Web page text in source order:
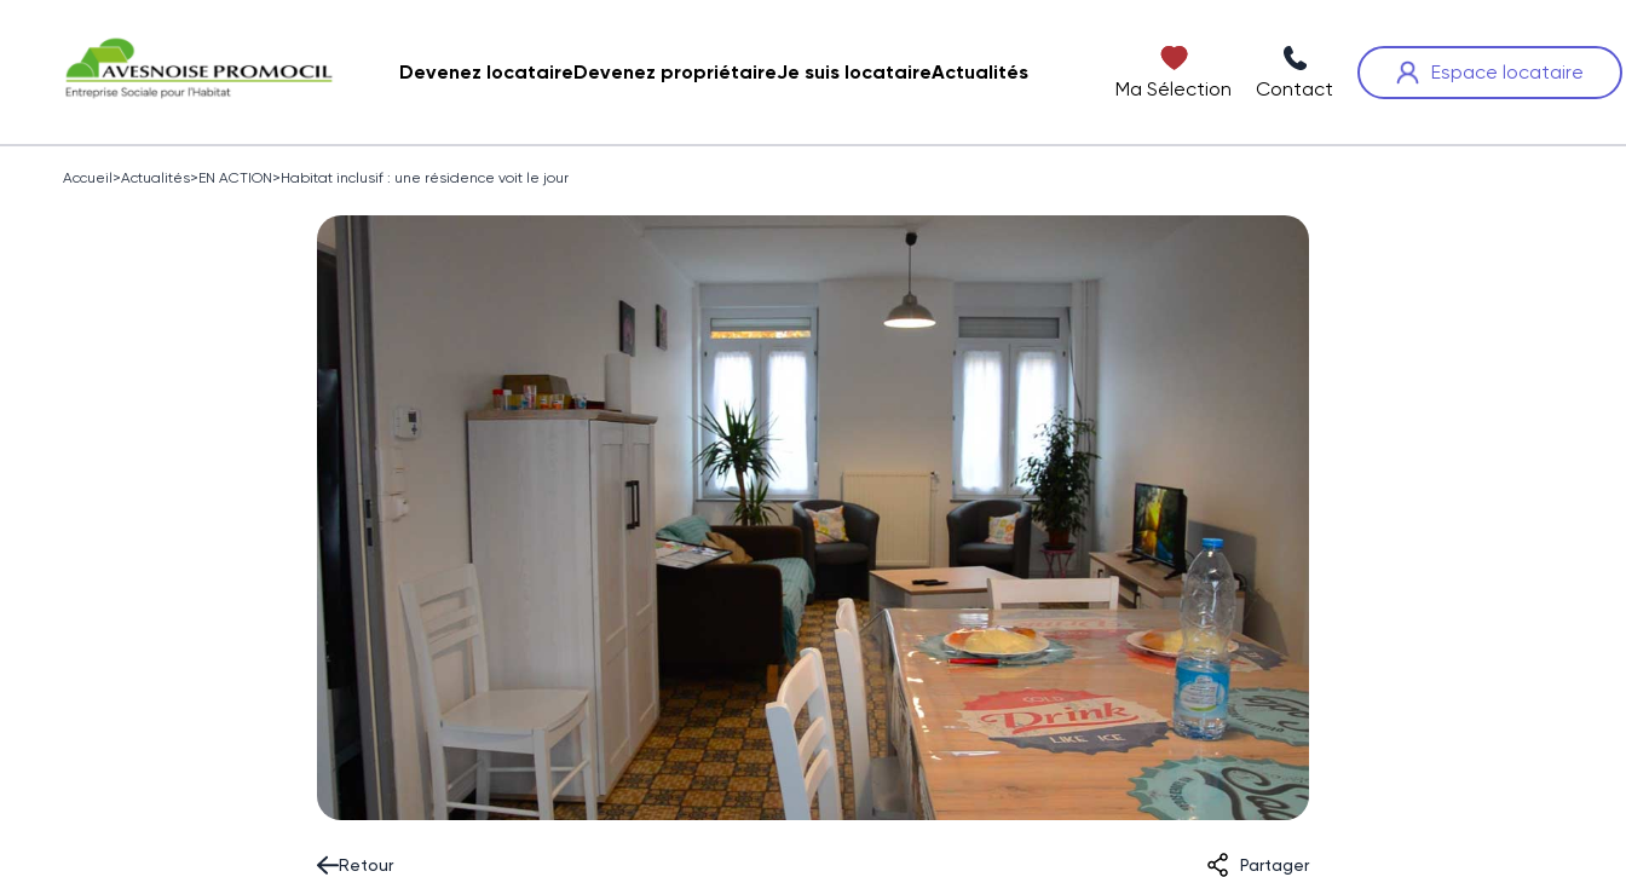
Devenez locataireDevenez propriétaireJe suis locataireActualités
Ma Sélection Contact
Espace locataire
Accueil>Actualités>EN ACTION>Habitat inclusif : une résidence voit le jour
Retour Partager